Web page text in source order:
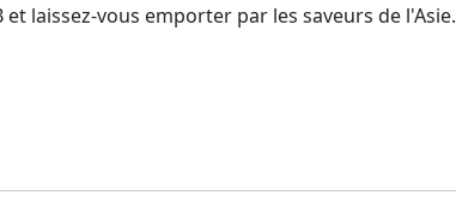
laissez-vous emporter par les saveurs de l'Asie.